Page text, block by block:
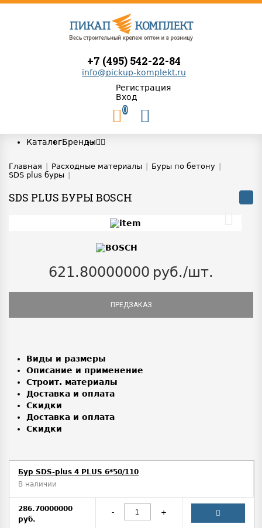
+7 (495) 542-22-84
info@pickup-komplekt.ru
Регистрация
Вход
0
КаталогБренды
Главная Расходные материалы Буры по бетону
SDS plus буры
SDS PLUS БУРЫ BOSCH
621.80000000 руб./шт.
ПРЕДЗАКАЗ
Виды и размеры
Описание и применение
Строит. материалы
Доставка и оплата
Скидки
Доставка и оплата
Скидки
Бур SDS-plus 4 PLUS 6*50/110
В наличии
286.70000000
руб.
- +